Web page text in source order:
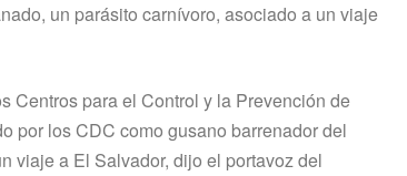
un parásito carnívoro, asociado a un viaje
Centros para el Control y la Prevención de
por los CDC como gusano barrenador del
viaje a El Salvador, dijo el portavoz del